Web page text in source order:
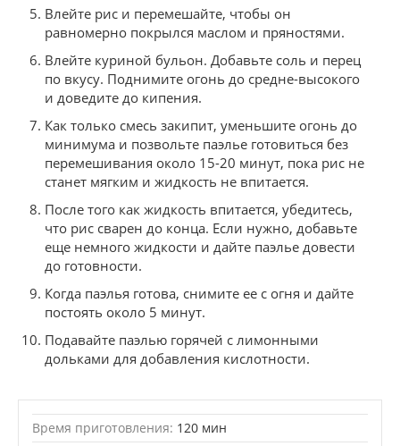
Влейте рис и перемешайте, чтобы он
равномерно покрылся маслом и пряностями.
Влейте куриной бульон. Добавьте соль и перец
по вкусу. Поднимите огонь до средне-высокого
и доведите до кипения.
Как только смесь закипит, уменьшите огонь до
минимума и позвольте паэлье готовиться без
перемешивания около 15-20 минут, пока рис не
станет мягким и жидкость не впитается.
После того как жидкость впитается, убедитесь,
что рис сварен до конца. Если нужно, добавьте
еще немного жидкости и дайте паэлье довести
до готовности.
Когда паэлья готова, снимите ее с огня и дайте
постоять около 5 минут.
Подавайте паэлью горячей с лимонными
дольками для добавления кислотности.
Время приготовления: 120 мин